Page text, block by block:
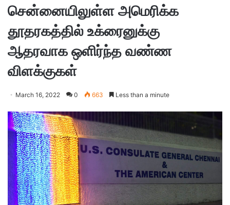
சென்னையிலுள்ள அமெரிக்க
தூதரகத்தில் உக்ரைனுக்கு
ஆதரவாக ஒளிர்ந்த வண்ண
விளக்குகள்
March 16, 2022 0 663 Less than a minute